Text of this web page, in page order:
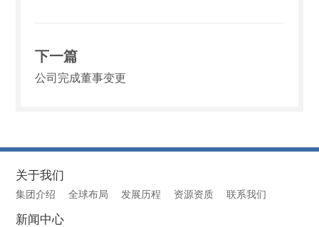
下一篇
公司完成董事变更
关于我们
集团介绍 全球布局 发展历程 资源资质 联系我们
新闻中心